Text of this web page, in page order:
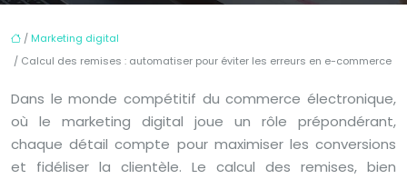
/ Marketing digital
/ Calcul des remises : automatiser pour éviter les erreurs en e-commerce
Dans le monde compétitif du commerce électronique,
où le marketing digital joue un rôle prépondérant,
chaque détail compte pour maximiser les conversions
et fidéliser la clientèle. Le calcul des remises, bien